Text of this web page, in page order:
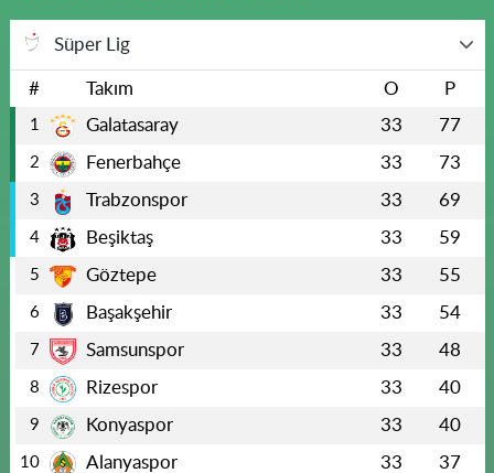
Süper Lig
# Takım O P
1 Galatasaray 33 77
2 Fenerbahçe 33 73
3 Trabzonspor 33 69
4 Beşiktaş 33 59
5 Göztepe 33 55
6 Başakşehir 33 54
7 Samsunspor 33 48
8 Rizespor 33 40
9 Konyaspor 33 40
10 Alanyaspor 33 37